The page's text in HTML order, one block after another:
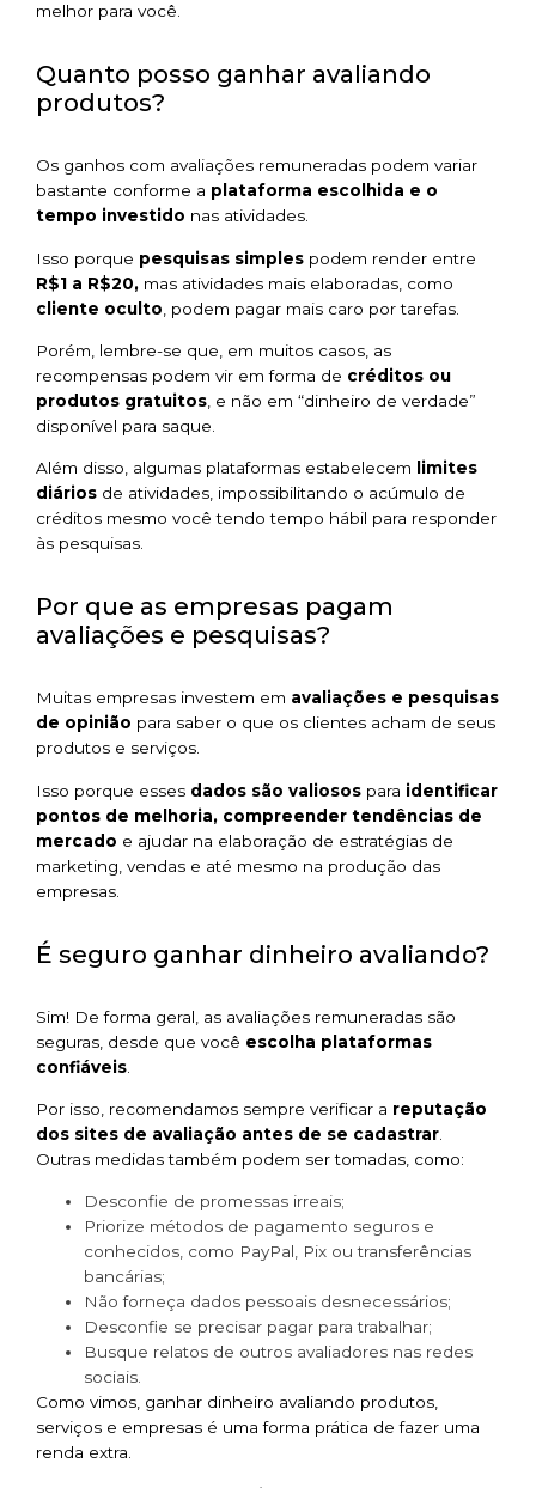
melhor para você.
Quanto posso ganhar avaliando
produtos?
Os ganhos com avaliações remuneradas podem variar
bastante conforme a plataforma escolhida e o
tempo investido nas atividades.
Isso porque pesquisas simples podem render entre
R$1 a R$20, mas atividades mais elaboradas, como
cliente oculto , podem pagar mais caro por tarefas.
Porém, lembre-se que, em muitos casos, as
recompensas podem vir em forma de créditos ou
produtos gratuitos , e não em “dinheiro de verdade”
disponível para saque.
Além disso, algumas plataformas estabelecem
limites
diários de atividades, impossibilitando o acúmulo de
créditos mesmo você tendo tempo hábil para responder
às pesquisas.
Por que as empresas pagam
avaliações e pesquisas?
Muitas empresas investem em avaliações e pesquisas
de opinião para saber o que os clientes acham de seus
produtos e serviços.
Isso porque esses dados são valiosos para identificar
pontos de melhoria, compreender tendências de
mercado e ajudar na elaboração de estratégias de
marketing, vendas e até mesmo na produção das
empresas.
É seguro ganhar dinheiro avaliando?
Sim! De forma geral, as avaliações remuneradas são
seguras, desde que você escolha plataformas
confiáveis
Por isso, recomendamos sempre verificar a reputação
dos sites de avaliação antes de se cadastrar
Outras medidas também podem ser tomadas, como:
Desconfie de promessas irreais;
Priorize métodos de pagamento seguros e
conhecidos, como PayPal, Pix ou transferências
bancárias;
Não forneça dados pessoais desnecessários;
Desconfie se precisar pagar para trabalhar;
Busque relatos de outros avaliadores nas redes
sociais.
Como vimos, ganhar dinheiro avaliando produtos,
serviços e empresas é uma forma prática de fazer uma
renda extra.